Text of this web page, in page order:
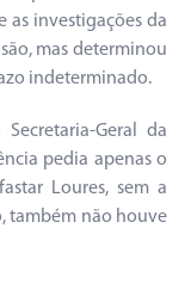
investigações da
mas determinou
indeterminado.
Geral da
pedia apenas o
Loures, sem a
também não houve